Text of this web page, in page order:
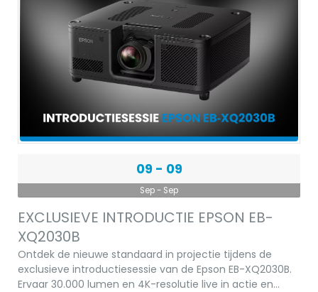
09 - 09
Sep - Sep
EXCLUSIEVE INTRODUCTIE EPSON EB-
XQ2030B
Ontdek de nieuwe standaard in projectie tijdens de
exclusieve introductiesessie van de Epson EB-XQ2030B.
Ervaar 30.000 lumen en 4K-resolutie live in actie en